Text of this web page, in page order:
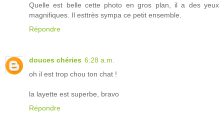
Quelle est belle cette photo en gros plan, il a des yeux
magnifiques. Il esttrès sympa ce petit ensemble.
Répondre
douces chéries 6:28 a.m.
oh il est trop chou ton chat !
la layette est superbe, bravo
Répondre